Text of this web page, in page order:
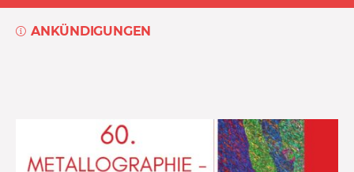
ANKÜNDIGUNGEN